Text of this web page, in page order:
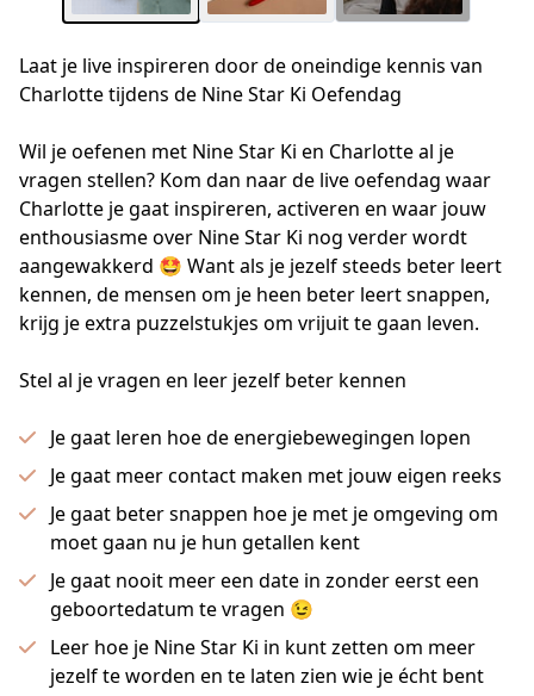
Laat je live inspireren door de oneindige kennis van
Charlotte tijdens de Nine Star Ki Oefendag
Wil je oefenen met Nine Star Ki en Charlotte al je
vragen stellen? Kom dan naar de live oefendag waar
Charlotte je gaat inspireren, activeren en waar jouw
enthousiasme over Nine Star Ki nog verder wordt
aangewakkerd 🤩 Want als je jezelf steeds beter leert
kennen, de mensen om je heen beter leert snappen,
krijg je extra puzzelstukjes om vrijuit te gaan leven.
Stel al je vragen en leer jezelf beter kennen
Je gaat leren hoe de energiebewegingen lopen
Je gaat meer contact maken met jouw eigen reeks
Je gaat beter snappen hoe je met je omgeving om
moet gaan nu je hun getallen kent
Je gaat nooit meer een date in zonder eerst een
geboortedatum te vragen 😉
Leer hoe je Nine Star Ki in kunt zetten om meer
jezelf te worden en te laten zien wie je écht bent